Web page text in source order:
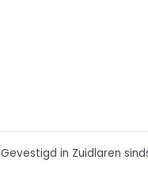
Gevestigd in Zuidlaren